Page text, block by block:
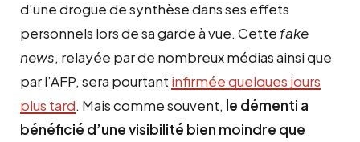
d’une drogue de synthèse dans ses effets
personnels lors de sa garde à vue. Cette fake
news, relayée par de nombreux médias ainsi que
par l’AFP, sera pourtant infirmée quelques jours
plus tard. Mais comme souvent, le démenti a
bénéficié d’une visibilité bien moindre que